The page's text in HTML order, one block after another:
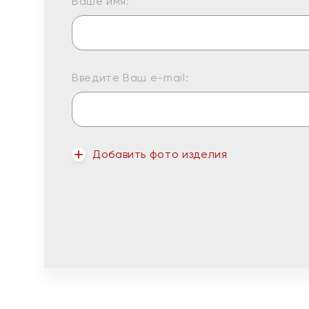
Введите Ваш e-mail:
Добавить фото изделия